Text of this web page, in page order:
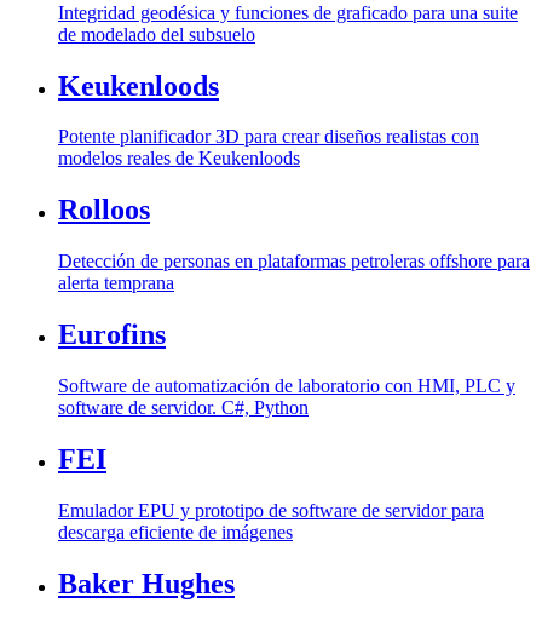
Integridad geodésica y funciones de graficado para una suite
de modelado del subsuelo
Keukenloods
Potente planificador 3D para crear diseños realistas con
modelos reales de Keukenloods
Rolloos
Detección de personas en plataformas petroleras offshore para
alerta temprana
Eurofins
Software de automatización de laboratorio con HMI, PLC y
software de servidor. C#, Python
FEI
Emulador EPU y prototipo de software de servidor para
descarga eficiente de imágenes
Baker Hughes